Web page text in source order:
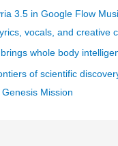
3.5 in Google Flow
vocals, and creative
whole body
of scientific
Mission